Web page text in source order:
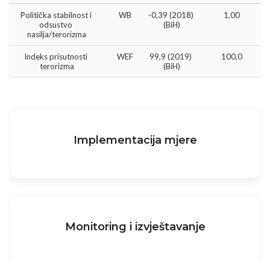
Politička stabilnost i
odsustvo
nasilja/terorizma
WB
-0,39 (2018)
(BiH)
1,00
Indeks prisutnosti
terorizma
WEF
99,9 (2019)
(BiH)
100,0
Implementacija mjere
Monitoring i izvještavanje